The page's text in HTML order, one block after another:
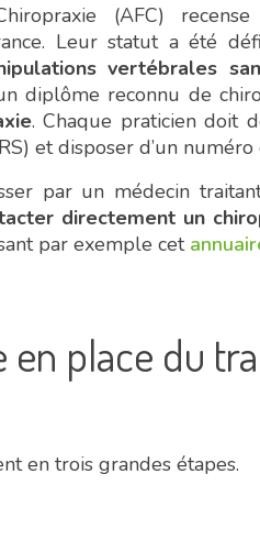
(AFC)
Leur statut a été
vertébrales
diplôme reconnu de
. Chaque praticien doit
et disposer d’un
par un médecin
directement un
par exemple cet
en place du
en trois grandes étapes.